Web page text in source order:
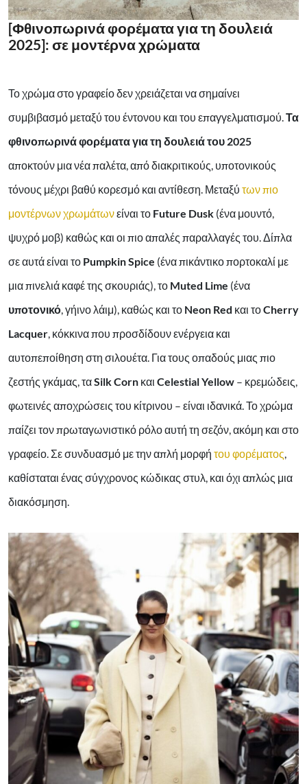
[Φθινοπωρινά φορέματα για τη δουλειά
2025]: σε μοντέρνα χρώματα
Το χρώμα στο γραφείο δεν χρειάζεται να σημαίνει
συμβιβασμό μεταξύ του έντονου και του επαγγελματισμού.Τα
φθινοπωρινά φορέματα για τη δουλειά του 2025
αποκτούν μια νέα παλέτα, από διακριτικούς, υποτονικούς
τόνους μέχρι βαθύ κορεσμό και αντίθεση. Μεταξύ των πιο
μοντέρνων χρωμάτωνείναι το Future Dusk (ένα μουντό,
ψυχρό μοβ) καθώς και οι πιο απαλές παραλλαγές του. Δίπλα
σε αυτά είναι το Pumpkin Spice (ένα πικάντικο πορτοκαλί με
μια πινελιά καφέ της σκουριάς), το Muted Lime (ένα
υποτονικό, γήινο λάιμ), καθώς και το Neon Red και τοCherry
Lacquer, κόκκινα που προσδίδουν ενέργεια και
αυτοπεποίθηση στη σιλουέτα. Για τους οπαδούς μιας πιο
ζεστής γκάμας, ταSilk Corn και Celestial Yellow – κρεμώδεις,
φωτεινές αποχρώσεις του κίτρινου – είναι ιδανικά. Το χρώμα
παίζει τον πρωταγωνιστικό ρόλο αυτή τη σεζόν, ακόμη και στο
γραφείο. Σε συνδυασμό με την απλή μορφή του φορέματος,
καθίσταται ένας σύγχρονος κώδικας στυλ, και όχι απλώς μια
διακόσμηση.